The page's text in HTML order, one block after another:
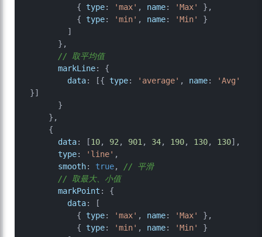
          {
type: 'max' , name: 'Max'
},
          {
type: 'min' , name: 'Min'
}
// 取平均值
markLine: {
data: [{ type: 'average' , name:
'Avg'
}]
data: [10, 92 , 901 , 34, 190, 130, 130],
type: 'line' ,
smooth: true, // 平滑
// 取最大、小值
markPoint : {
data: [
          {
type: 'max' , name: 'Max'
},
          {
type: 'min' , name: 'Min'
}